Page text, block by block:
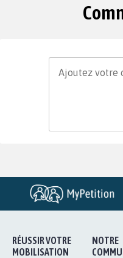
RÉUSSIR VOTRE
MOBILISATION
NOTRE